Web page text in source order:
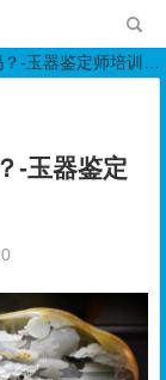
鉴定师培训核心内容
-玉器鉴定